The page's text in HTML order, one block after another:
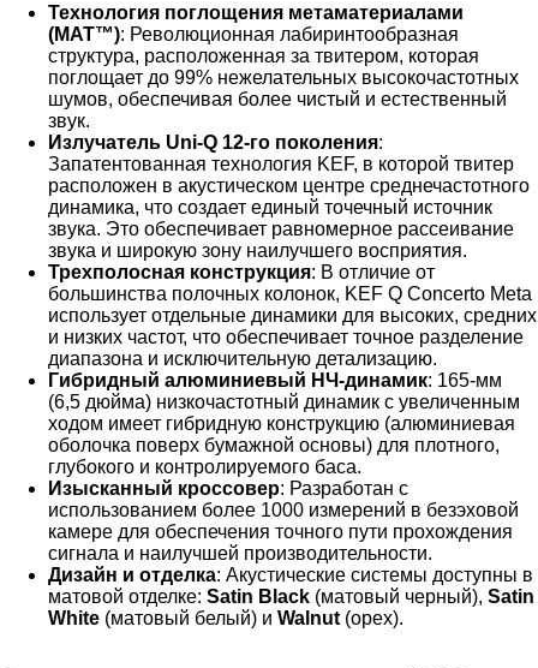
Технология поглощения метаматериалами
(MAT™): Революционная лабиринтообразная
структура, расположенная за твитером, которая
поглощает до 99% нежелательных высокочастотных
шумов, обеспечивая более чистый и естественный
звук.
Излучатель Uni-Q 12-го поколения:
Запатентованная технология KEF, в которой твитер
расположен в акустическом центре среднечастотного
динамика, что создает единый точечный источник
звука. Это обеспечивает равномерное рассеивание
звука и широкую зону наилучшего восприятия.
Трехполосная конструкция: В отличие от
большинства полочных колонок, KEF Q Concerto Meta
использует отдельные динамики для высоких, средних
и низких частот, что обеспечивает точное разделение
диапазона и исключительную детализацию.
Гибридный алюминиевый НЧ-динамик: 165-мм
(6,5 дюйма) низкочастотный динамик с увеличенным
ходом имеет гибридную конструкцию (алюминиевая
оболочка поверх бумажной основы) для плотного,
глубокого и контролируемого баса.
Изысканный кроссовер: Разработан с
использованием более 1000 измерений в безэховой
камере для обеспечения точного пути прохождения
сигнала и наилучшей производительности.
Дизайн и отделка: Акустические системы доступны в
матовой отделке: Satin Black (матовый черный), Satin
White (матовый белый) и Walnut (орех).